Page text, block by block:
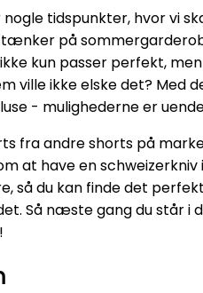
tidspunkter, hvor vi
på
kun passer perfekt,
ville ikke elske det?
- mulighederne er
fra andre shorts på
at have en
så du kan finde det
Så næste gang du står